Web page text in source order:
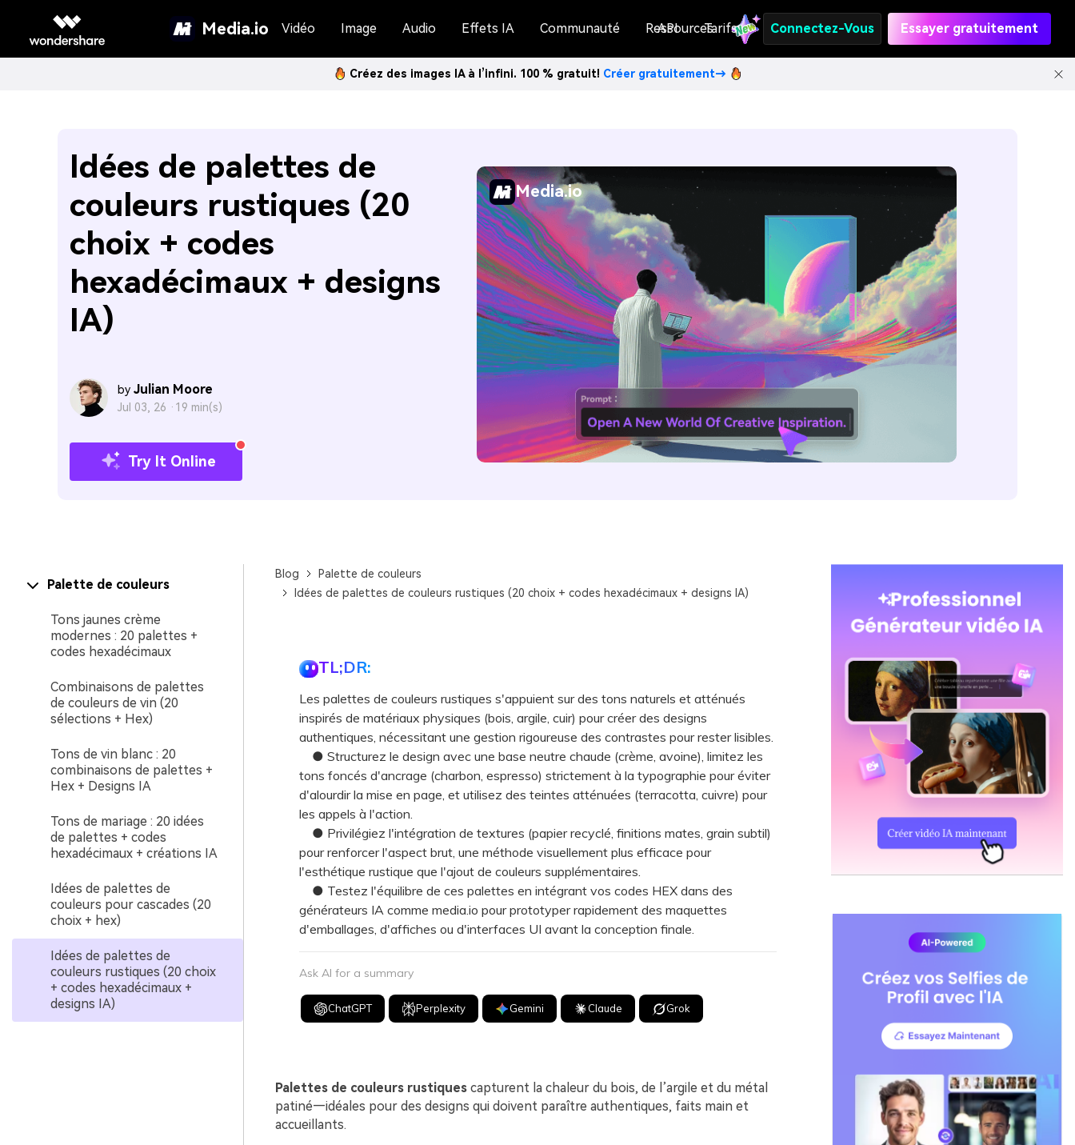
Media.io Vidéo Image Audio Effets IA Communauté Ressources
API Tarifs Connectez-Vous Essayer gratuitement
Créez des images IA à l’infini. 100 % gratuit! Créer gratuitement→
Idées de palettes de
couleurs rustiques (20
choix + codes
hexadécimaux + designs
IA)
by Julian Moore
Jul 03, 26 · 19 min(s)
Try It Online
Media.io
Palette de couleurs
Tons jaunes crème
modernes : 20 palettes +
codes hexadécimaux
Combinaisons de palettes
de couleurs de vin (20
sélections + Hex)
Tons de vin blanc : 20
combinaisons de palettes +
Hex + Designs IA
Tons de mariage : 20 idées
de palettes + codes
hexadécimaux + créations IA
Idées de palettes de
couleurs pour cascades (20
choix + hex)
Idées de palettes de
couleurs rustiques (20 choix
+ codes hexadécimaux +
designs IA)
Blog
Palette de couleurs
Idées de palettes de couleurs rustiques (20 choix + codes hexadécimaux + designs IA)
TL;DR:
Les palettes de couleurs rustiques s'appuient sur des tons naturels et atténués
inspirés de matériaux physiques (bois, argile, cuir) pour créer des designs
authentiques, nécessitant une gestion rigoureuse des contrastes pour rester lisibles.
● Structurez le design avec une base neutre chaude (crème, avoine), limitez les
tons foncés d'ancrage (charbon, espresso) strictement à la typographie pour éviter
d'alourdir la mise en page, et utilisez des teintes atténuées (terracotta, cuivre) pour
les appels à l'action.
● Privilégiez l'intégration de textures (papier recyclé, finitions mates, grain subtil)
pour renforcer l'aspect brut, une méthode visuellement plus efficace pour
l'esthétique rustique que l'ajout de couleurs supplémentaires.
● Testez l'équilibre de ces palettes en intégrant vos codes HEX dans des
générateurs IA comme media.io pour prototyper rapidement des maquettes
d'emballages, d'affiches ou d'interfaces UI avant la conception finale.
Ask AI for a summary
ChatGPT Perplexity Gemini Claude Grok
Palettes de couleurs rustiquescapturent la chaleur du bois, de l’argile et du métal
patiné—idéales pour des designs qui doivent paraître authentiques, faits main et
accueillants.